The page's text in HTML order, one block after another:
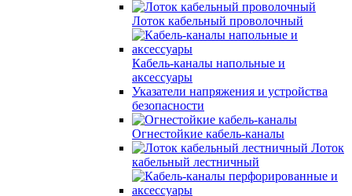
Лоток кабельный проволочный
Кабель-каналы напольные и
аксессуары
Указатели напряжения и устройства
безопасности
Огнестойкие кабель-каналы
Лоток
кабельный лестничный